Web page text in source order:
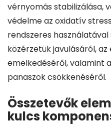
vérnyomás stabilizálása,
védelme az oxidatív
rendszeres
közérzetük javulásáról, az
emelkedéséről, valamint
panaszok csökkenéséről.
Összetevők
kulcs